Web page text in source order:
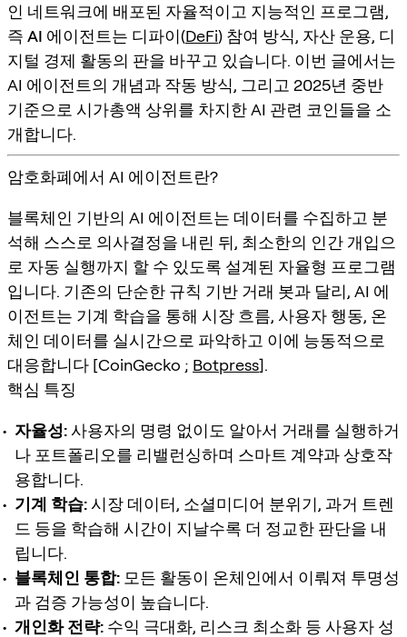
인 네트워크에 배포된 자율적이고 지능적인 프로그램,
즉 AI 에이전트는 디파이(DeFi) 참여 방식, 자산 운용, 디
지털 경제 활동의 판을 바꾸고 있습니다. 이번 글에서는
AI 에이전트의 개념과 작동 방식, 그리고 2025년 중반
기준으로 시가총액 상위를 차지한 AI 관련 코인들을 소
개합니다.
암호화폐에서 AI 에이전트란?
블록체인 기반의 AI 에이전트는 데이터를 수집하고 분
석해 스스로 의사결정을 내린 뒤, 최소한의 인간 개입으
로 자동 실행까지 할 수 있도록 설계된 자율형 프로그램
입니다. 기존의 단순한 규칙 기반 거래 봇과 달리, AI 에
이전트는 기계 학습을 통해 시장 흐름, 사용자 행동, 온
체인 데이터를 실시간으로 파악하고 이에 능동적으로
대응합니다 [CoinGecko ; Botpress].
핵심 특징
자율성:사용자의 명령 없이도 알아서 거래를 실행하거
나 포트폴리오를 리밸런싱하며 스마트 계약과 상호작
용합니다.
기계 학습:시장 데이터, 소셜미디어 분위기, 과거 트렌
드 등을 학습해 시간이 지날수록 더 정교한 판단을 내
립니다.
블록체인 통합: 모든 활동이 온체인에서 이뤄져 투명성
과 검증 가능성이 높습니다.
개인화 전략: 수익 극대화, 리스크 최소화 등 사용자 성